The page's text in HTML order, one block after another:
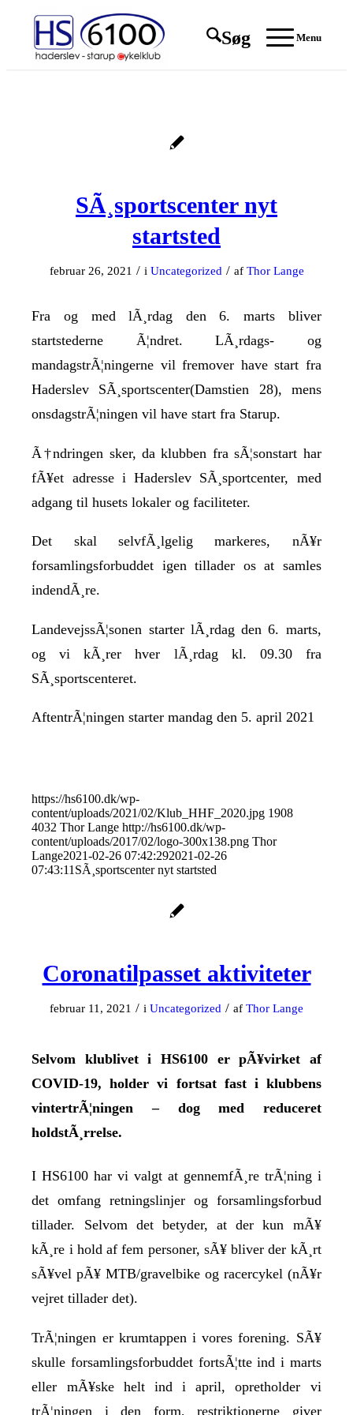
Søg Menu
SÃ¸sportscenter nyt
startsted
februar 26, 2021 / i Uncategorized / af Thor Lange
Fra og med lÃ¸rdag den 6. marts bliver
startstederne Ã¦ndret. LÃ¸rdags- og
mandagstrÃ¦ningerne vil fremover have start fra
Haderslev SÃ¸sportscenter(Damstien 28), mens
onsdagstrÃ¦ningen vil have start fra Starup.
Ã†ndringen sker, da klubben fra sÃ¦sonstart har
fÃ¥et adresse i Haderslev SÃ¸sportcenter, med
adgang til husets lokaler og faciliteter.
Det skal selvfÃ¸lgelig markeres, nÃ¥r
forsamlingsforbuddet igen tillader os at samles
indendÃ¸re.
LandevejssÃ¦sonen starter lÃ¸rdag den 6. marts,
og vi kÃ¸rer hver lÃ¸rdag kl. 09.30 fra
SÃ¸sportscenteret.
AftentrÃ¦ningen starter mandag den 5. april 2021
https://hs6100.dk/wp-
content/uploads/2021/02/Klub_HHF_2020.jpg 1908
4032 Thor Lange http://hs6100.dk/wp-
content/uploads/2017/02/logo-300x138.png Thor
Lange2021-02-26 07:42:292021-02-26
07:43:11 SÃ¸sportscenter nyt startsted
Coronatilpasset aktiviteter
februar 11, 2021 / i Uncategorized / af Thor Lange
Selvom klublivet i HS6100 er pÃ¥virket af
COVID-19, holder vi fortsat fast i klubbens
vintertrÃ¦ningen – dog med reduceret
holdstÃ¸rrelse.
I HS6100 har vi valgt at gennemfÃ¸re trÃ¦ning i
det omfang retningslinjer og forsamlingsforbud
tillader. Selvom det betyder, at der kun mÃ¥
kÃ¸re i hold af fem personer, sÃ¥ bliver der kÃ¸rt
sÃ¥vel pÃ¥ MTB/gravelbike og racercykel (nÃ¥r
vejret tillader det).
TrÃ¦ningen er krumtappen i vores forening. SÃ¥
skulle forsamlingsforbuddet fortsÃ¦tte ind i marts
eller mÃ¥ske helt ind i april, opretholder vi
trÃ¦ningen i den form, restriktionerne giver